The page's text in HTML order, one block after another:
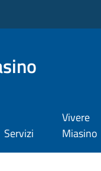
Servizi
Vivere
Miasino